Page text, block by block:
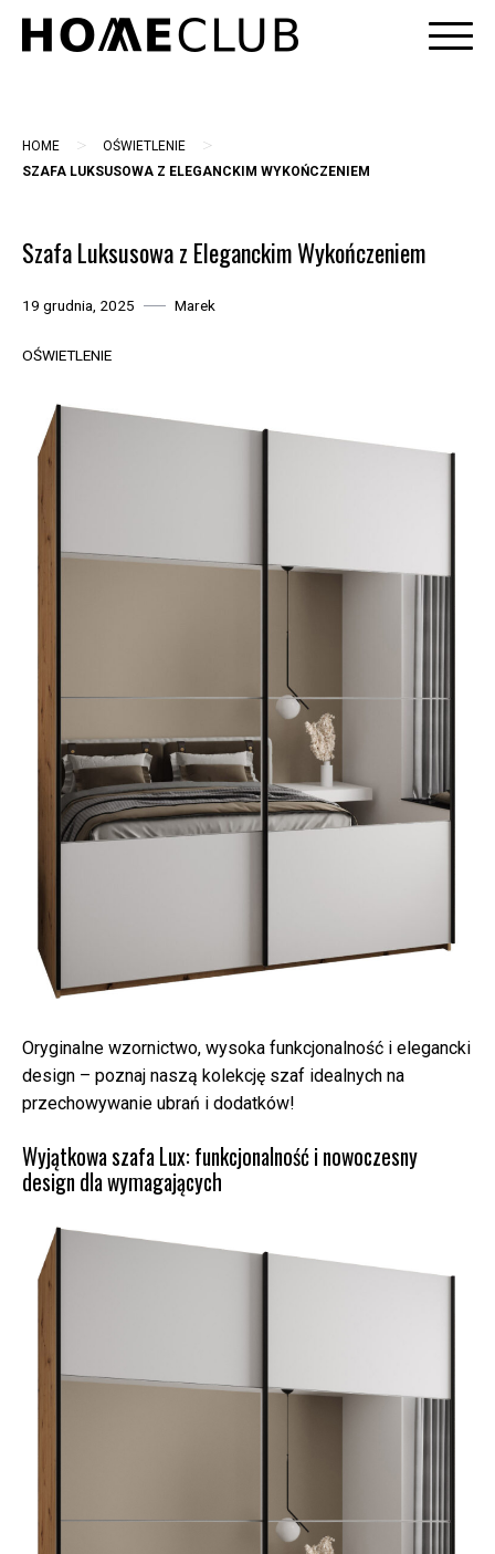
Skip
HOME > OŚWIETLENIE >
SZAFA LUKSUSOWA Z ELEGANCKIM WYKOŃCZENIEM
Szafa Luksusowa z Eleganckim Wykończeniem
19 grudnia, 2025 Marek
OŚWIETLENIE
Oryginalne wzornictwo, wysoka funkcjonalność i elegancki
design – poznaj naszą kolekcję szaf idealnych na
przechowywanie ubrań i dodatków!
Wyjątkowa szafa Lux: funkcjonalność i nowoczesny
design dla wymagających